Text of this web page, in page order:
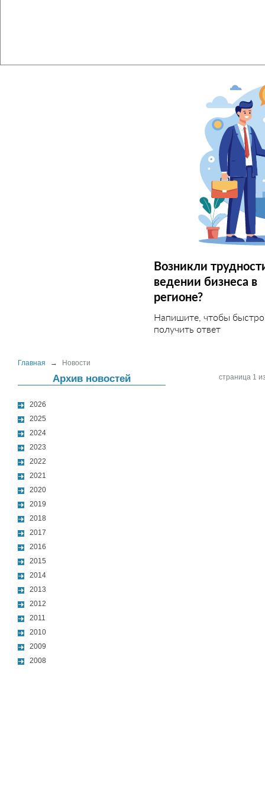
Возникли
ведении бизнеса в
регионе?
Напишите, чтобы быстро
получить ответ
Главная → Новости
Архив новостей
2026
2025
2024
2023
2022
2021
2020
2019
2018
2017
2016
2015
2014
2013
2012
2011
2010
2009
2008
страница 1